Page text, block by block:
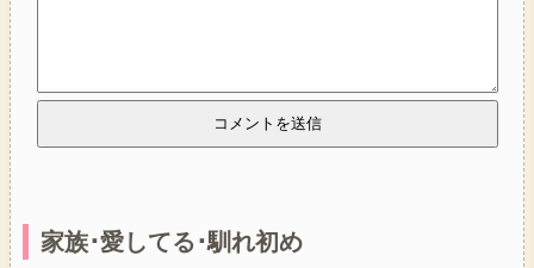
家族･愛してる･馴れ初め